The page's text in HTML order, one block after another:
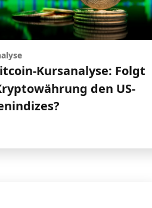
Kursanalyse: Folgt
den US-